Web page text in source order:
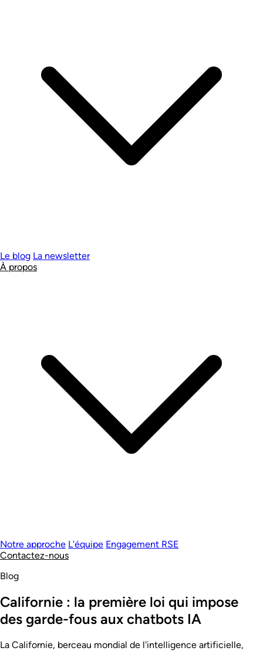
Le blog La newsletter
À propos
Notre approche L'équipe Engagement RSE
Contactez-nous
Blog
Californie : la première loi qui impose
des garde-fous aux chatbots IA
La Californie, berceau mondial de l'intelligence artificielle,